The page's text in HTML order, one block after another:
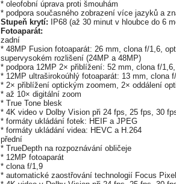
* oleofobní úprava proti šmouhám
* podpora současného zobrazení více jazyků a
Stupeň krytí: IP68 (až 30 minut v hloubce do 6
Fotoaparát:
zadní
* 48MP Fusion fotoaparát: 26 mm, clona f/1,6,
supervysokém rozlišení (24MP a 48MP)
* podpora 12MP 2× přiblížení: 52 mm, clona f/
* 12MP ultraširokoúhlý fotoaparát: 13 mm, clona
* 2× přiblížení optickým zoomem, 2× oddálení
* až 10× digitální zoom
* True Tone blesk
* 4K video v Dolby Vision při 24 fps, 25 fps, 30
* formáty ukládání fotek: HEIF a JPEG
* formáty ukládání videa: HEVC a H.264
přední
* TrueDepth na rozpoznávání obličeje
* 12MP fotoaparát
* clona f/1,9
* automatické zaostřování technologií Focus